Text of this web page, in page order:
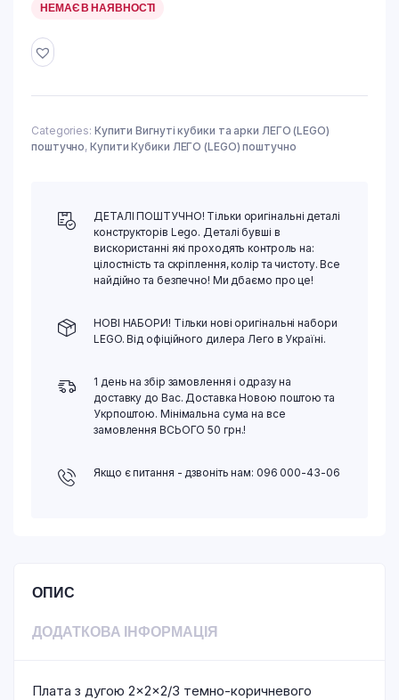
НЕМАЄ В НАЯВНОСТІ
Categories: Купити Вигнуті кубики та арки ЛЕГО (LEGO)
поштучно,Купити Кубики ЛЕГО (LEGO) поштучно
ДЕТАЛІ ПОШТУЧНО! Тільки оригінальні деталі
конструкторів Lego. Деталі бувші в
вискористанні які проходять контроль на:
цілостність та скріплення, колір та чистоту. Все
найдійно та безпечно! Ми дбаємо про це!
НОВІ НАБОРИ! Тільки нові оригінальні набори
LEGO. Від офіційного дилера Лего в Україні.
1 день на збір замовлення і одразу на
доставку до Вас. Доставка Новою поштою та
Укрпоштою. Мінімальна сума на все
замовлення ВСЬОГО 50 грн.!
Якщо є питання - дзвоніть нам: 096 000-43-06
ОПИС
ДОДАТКОВА ІНФОРМАЦІЯ
Плата з дугою 2×2×2/3 темно-коричневого